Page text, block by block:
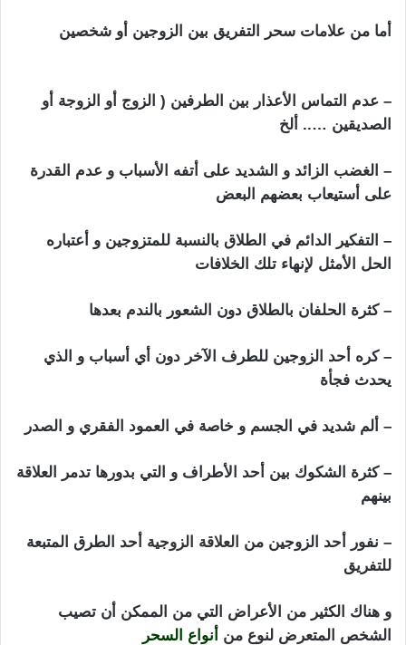
أما من علامات سحر التفريق بين الزوجين أو شخصين
– عدم التماس الأعذار بين الطرفين ( الزوج أو الزوجة أو
الصديقين ….. ألخ
– الغضب الزائد و الشديد على أتفه الأسباب و عدم القدرة
على أستيعاب بعضهم البعض
– التفكير الدائم في الطلاق بالنسبة للمتزوجين و أعتباره
الحل الأمثل لإنهاء تلك الخلافات
– كثرة الحلفان بالطلاق دون الشعور بالندم بعدها
– كره أحد الزوجين للطرف الآخر دون أي أسباب و الذي
يحدث فجأة
– ألم شديد في الجسم و خاصة في العمود الفقري و الصدر
– كثرة الشكوك بين أحد الأطراف و التي بدورها تدمر العلاقة
بينهم
– نفور أحد الزوجين من العلاقة الزوجية أحد الطرق المتبعة
للتفريق
و هناك الكثير من الأعراض التي من الممكن أن تصيب
الشخص المتعرض لنوع من
أنواع السحر